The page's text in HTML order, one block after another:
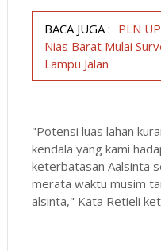
BACA JUGA : PLN
Nias Barat Mulai
Lampu Jalan
"Potensi luas lahan
kendala yang kami
keterbatasan Aalsinta
merata waktu musim
alsinta," Kata Retieli